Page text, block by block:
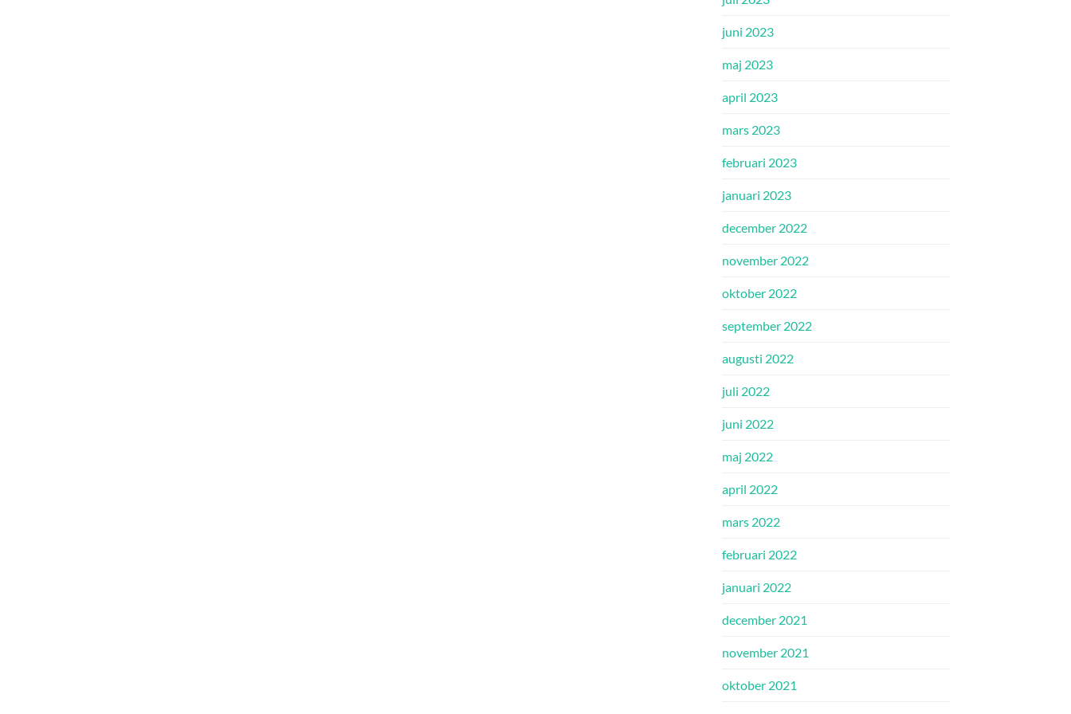
juni 2023
maj 2023
april 2023
mars 2023
februari 2023
januari 2023
december 2022
november 2022
oktober 2022
september 2022
augusti 2022
juli 2022
juni 2022
maj 2022
april 2022
mars 2022
februari 2022
januari 2022
december 2021
november 2021
oktober 2021